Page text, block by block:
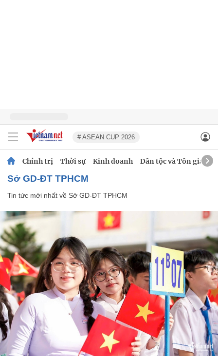
# ASEAN CUP 2026
Chính trị Thời sự Kinh doanh Dân tộc và Tôn giáo
Sở GD-ĐT TPHCM
Tin tức mới nhất về Sở GD-ĐT TPHCM